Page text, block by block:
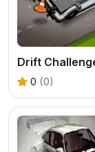
0 (0)